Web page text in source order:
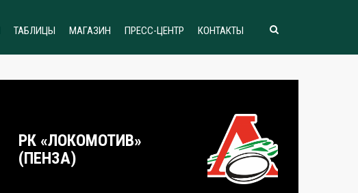
ТАБЛИЦЫ МАГАЗИН ПРЕСС-ЦЕНТР КОНТАКТЫ
РК «ЛОКОМОТИВ»
(ПЕНЗА)